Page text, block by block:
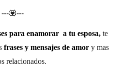
---💟---
para enamorar a tu esposa,te
frases y mensajes de amor y mas
relacionados.